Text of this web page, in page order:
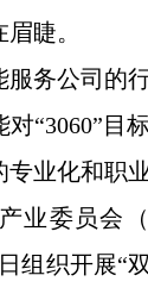
睫。
务公司的
对“3060” 目
业化和职
业委员会（
日组织开展“